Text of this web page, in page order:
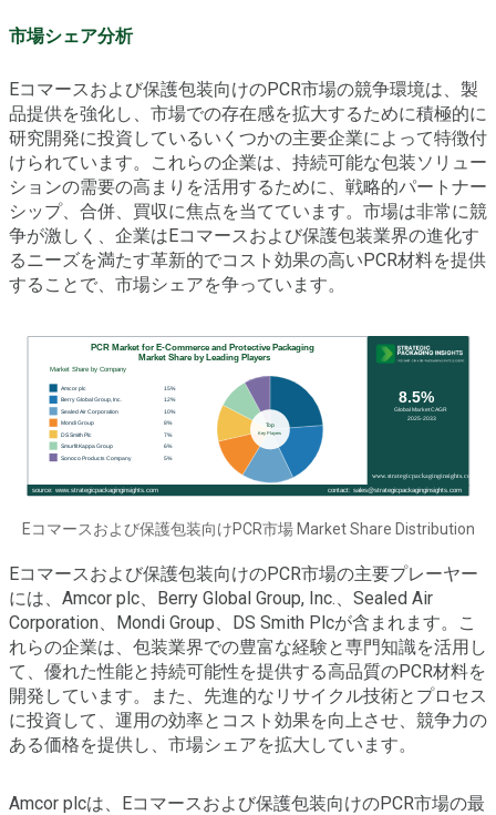
市場シェア分析
Eコマースおよび保護包装向けのPCR市場の競争環境は、製
品提供を強化し、市場での存在感を拡大するために積極的に
研究開発に投資しているいくつかの主要企業によって特徴付
けられています。これらの企業は、持続可能な包装ソリュー
ションの需要の高まりを活用するために、戦略的パートナー
シップ、合併、買収に焦点を当てています。市場は非常に競
争が激しく、企業はEコマースおよび保護包装業界の進化す
るニーズを満たす革新的でコスト効果の高いPCR材料を提供
することで、市場シェアを争っています。
Eコマースおよび保護包装向けPCR市場 Market Share Distribution
Eコマースおよび保護包装向けのPCR市場の主要プレーヤー
には、Amcor plc、Berry Global Group, Inc.、Sealed Air
Corporation、Mondi Group、DS Smith Plcが含まれます。こ
れらの企業は、包装業界での豊富な経験と専門知識を活用し
て、優れた性能と持続可能性を提供する高品質のPCR材料を
開発しています。また、先進的なリサイクル技術とプロセス
に投資して、運用の効率とコスト効果を向上させ、競争力の
ある価格を提供し、市場シェアを拡大しています。
Amcor plcは、Eコマースおよび保護包装向けのPCR市場の最